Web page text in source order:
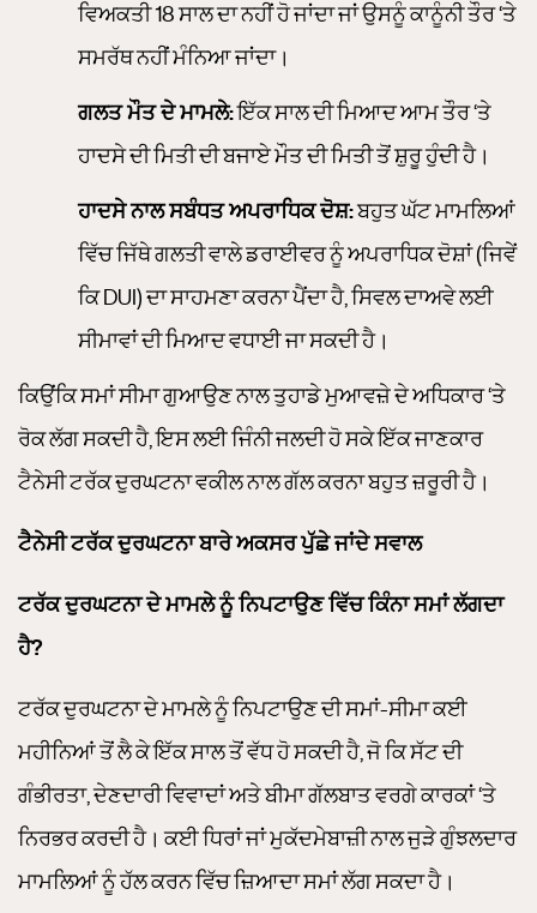
ਵਿਅਕਤੀ 18 ਸਾਲ ਦਾ ਨਹੀਂ ਹੋ ਜਾਂਦਾ ਜਾਂ ਉਸਨੂੰ ਕਾਨੂੰਨੀ ਤੌਰ ‘ਤੇ
ਸਮਰੱਥ ਨਹੀਂ ਮੰਨਿਆ ਜਾਂਦਾ।
ਗਲਤ ਮੌਤ ਦੇ ਮਾਮਲੇ:ਇੱਕ ਸਾਲ ਦੀ ਮਿਆਦ ਆਮ ਤੌਰ ‘ਤੇ
ਹਾਦਸੇ ਦੀ ਮਿਤੀ ਦੀ ਬਜਾਏ ਮੌਤ ਦੀ ਮਿਤੀ ਤੋਂ ਸ਼ੁਰੂ ਹੁੰਦੀ ਹੈ।
ਹਾਦਸੇ ਨਾਲ ਸਬੰਧਤ ਅਪਰਾਧਿਕ ਦੋਸ਼:ਬਹੁਤ ਘੱਟ ਮਾਮਲਿਆਂ
ਵਿੱਚ ਜਿੱਥੇ ਗਲਤੀ ਵਾਲੇ ਡਰਾਈਵਰ ਨੂੰ ਅਪਰਾਧਿਕ ਦੋਸ਼ਾਂ (ਜਿਵੇਂ
ਕਿ DUI) ਦਾ ਸਾਹਮਣਾ ਕਰਨਾ ਪੈਂਦਾ ਹੈ, ਸਿਵਲ ਦਾਅਵੇ ਲਈ
ਸੀਮਾਵਾਂ ਦੀ ਮਿਆਦ ਵਧਾਈ ਜਾ ਸਕਦੀ ਹੈ।
ਕਿਉਂਕਿ ਸਮਾਂ ਸੀਮਾ ਗੁਆਉਣ ਨਾਲ ਤੁਹਾਡੇ ਮੁਆਵਜ਼ੇ ਦੇ ਅਧਿਕਾਰ ‘ਤੇ
ਰੋਕ ਲੱਗ ਸਕਦੀ ਹੈ, ਇਸ ਲਈ ਜਿੰਨੀ ਜਲਦੀ ਹੋ ਸਕੇ ਇੱਕ ਜਾਣਕਾਰ
ਟੈਨੇਸੀ ਟਰੱਕ ਦੁਰਘਟਨਾ ਵਕੀਲ ਨਾਲ ਗੱਲ ਕਰਨਾ ਬਹੁਤ ਜ਼ਰੂਰੀ ਹੈ।
ਟੈਨੇਸੀ ਟਰੱਕ ਦੁਰਘਟਨਾ ਬਾਰੇ ਅਕਸਰ ਪੁੱਛੇ ਜਾਂਦੇ ਸਵਾਲ
ਟਰੱਕ ਦੁਰਘਟਨਾ ਦੇ ਮਾਮਲੇ ਨੂੰ ਨਿਪਟਾਉਣ ਵਿੱਚ ਕਿੰਨਾ ਸਮਾਂ ਲੱਗਦਾ
ਹੈ?
ਟਰੱਕ ਦੁਰਘਟਨਾ ਦੇ ਮਾਮਲੇ ਨੂੰ ਨਿਪਟਾਉਣ ਦੀ ਸਮਾਂ-ਸੀਮਾ ਕਈ
ਮਹੀਨਿਆਂ ਤੋਂ ਲੈ ਕੇ ਇੱਕ ਸਾਲ ਤੋਂ ਵੱਧ ਹੋ ਸਕਦੀ ਹੈ, ਜੋ ਕਿ ਸੱਟ ਦੀ
ਗੰਭੀਰਤਾ, ਦੇਣਦਾਰੀ ਵਿਵਾਦਾਂ ਅਤੇ ਬੀਮਾ ਗੱਲਬਾਤ ਵਰਗੇ ਕਾਰਕਾਂ ‘ਤੇ
ਨਿਰਭਰ ਕਰਦੀ ਹੈ। ਕਈ ਧਿਰਾਂ ਜਾਂ ਮੁਕੱਦਮੇਬਾਜ਼ੀ ਨਾਲ ਜੁੜੇ ਗੁੰਝਲਦਾਰ
ਮਾਮਲਿਆਂ ਨੂੰ ਹੱਲ ਕਰਨ ਵਿੱਚ ਜ਼ਿਆਦਾ ਸਮਾਂ ਲੱਗ ਸਕਦਾ ਹੈ।